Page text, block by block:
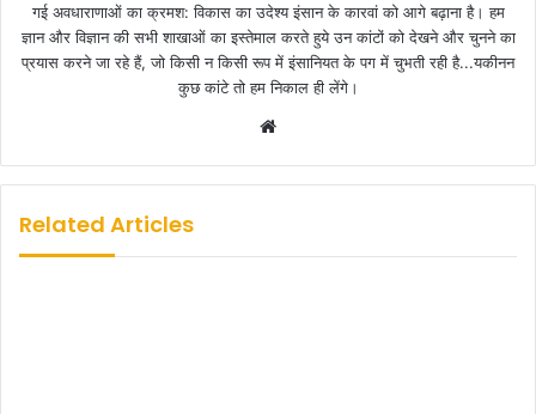
गई अवधाराणाओं का क्रमश: विकास का उदेश्य इंसान के कारवां को आगे बढ़ाना है। हम
ज्ञान और विज्ञान की सभी शाखाओं का इस्तेमाल करते हुये उन कांटों को देखने और चुनने का
प्रयास करने जा रहे हैं, जो किसी न किसी रूप में इंसानियत के पग में चुभती रही है...यकीनन
कुछ कांटे तो हम निकाल ही लेंगे।
b
Related Articles